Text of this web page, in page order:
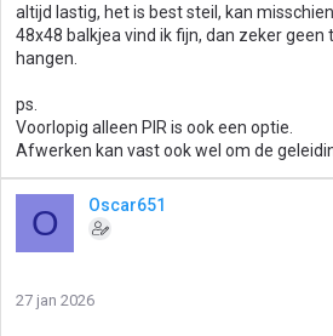
altijd lastig, het is best steil, kan misschien
48x48 balkjea vind ik fijn, dan zeker
hangen.
ps.
Voorlopig alleen PIR is ook een optie.
Afwerken kan vast ook wel om de
O Oscar651
27 jan 2026